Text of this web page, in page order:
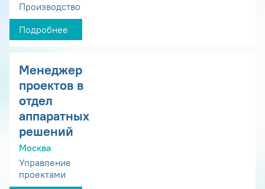
Производство
Подробнее
Менеджер
проектов в
отдел
аппаратных
решений
Москва
Управление
проектами